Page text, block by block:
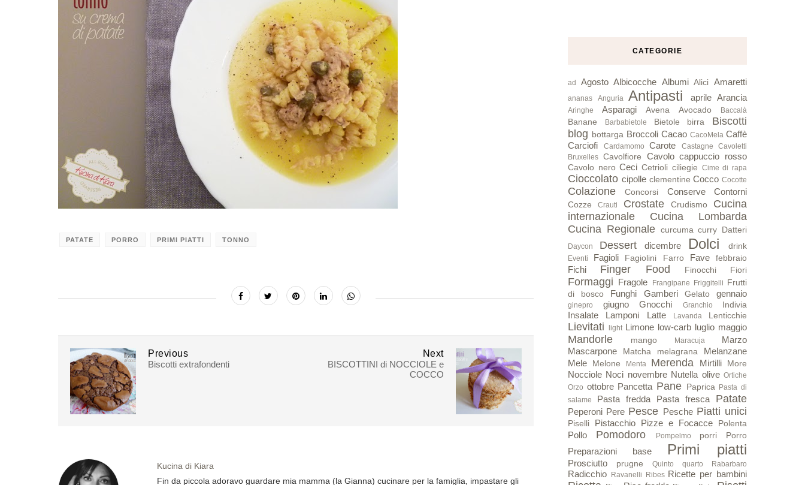
PATATE PORRO PRIMI PIATTI TONNO
Next
BISCOTTINI di NOCCIOLE e
COCCO
Previous
Biscotti extrafondenti
Kucina di Kiara
Fin da piccola adoravo guardare mia mamma (la Gianna) cucinare per la famiglia, impastare gli
CATEGORIE
ad Agosto Albicocche Albumi Alici Amaretti
ananas Anguria Antipasti aprile Arancia
Aringhe Asparagi Avena Avocado Baccalà
Banane Barbabietole Bietole birra
Biscotti
blog bottarga Broccoli Cacao CacoMela Caffè
Carciofi
Cardamomo Carote Castagne
Cavoletti
Bruxelles Cavolfiore Cavolo cappuccio rosso
Cavolo nero Ceci Cetrioli ciliegie Cime di rapa
Cioccolato cipolle clementine Cocco Cocotte
Colazione Concorsi Conserve Contorni
Cozze Crauti Crostate Crudismo
Cucina
internazionale
Cucina Lombarda
Cucina Regionale
curcuma curry Datteri
Daycon Dessert dicembre Dolci drink
Eventi Fagioli Fagiolini Farro Fave febbraio
Fichi Finger Food Finocchi Fiori
Formaggi Fragole Frangipane Friggitelli Frutti
di bosco
Funghi Gamberi Gelato gennaio
ginepro giugno Gnocchi Granchio Indivia
Insalate Lamponi Latte Lavanda Lenticchie
Lievitati light Limone low-carb luglio maggio
Mandorle mango Maracuja
Marzo
Mascarpone
Matcha melagrana
Melanzane
Mele
Melone Menta Merenda Mirtilli More
Nocciole Noci novembre Nutella olive Ortiche
Orzo ottobre Pancetta Pane Paprica Pasta di
salame
Pasta fredda Pasta fresca Patate
Peperoni Pere Pesce Pesche Piatti unici
Piselli Pistacchio Pizze e Focacce Polenta
Pollo Pomodoro Pompelmo porri Porro
Preparazioni base Primi piatti
Prosciutto prugne Quinto quarto Rabarbaro
Radicchio Ravanelli Ribes Ricette per bambini